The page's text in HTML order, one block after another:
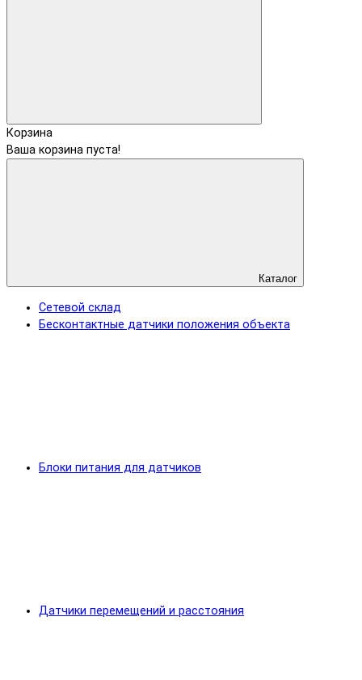
Корзина
Ваша корзина пуста!
Каталог
Сетевой склад
Бесконтактные датчики положения объекта
Блоки питания для датчиков
Датчики перемещений и расстояния